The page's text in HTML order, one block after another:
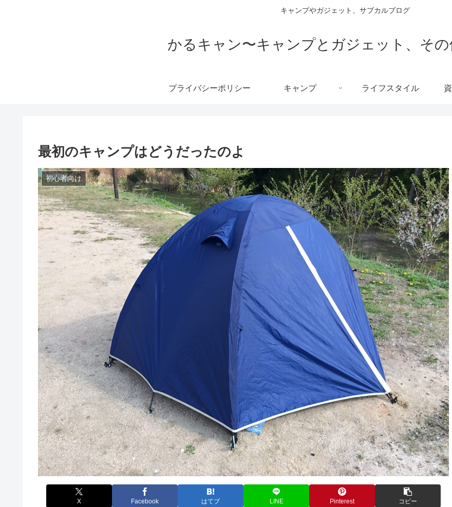
キャンプやガジェット、サブカルブログ
かるキャン〜キャンプとガジェット、そ
プライバシーポリシー キャンプ ライフスタイル
最初のキャンプはどうだったのよ
初心者向け
X Facebook はてブ LINE Pinterest コピー